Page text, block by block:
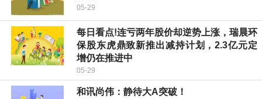
05-29
每日看点!连亏两年股价却逆势上涨，瑞晨环
保股东虎鼎致新推出减持计划，2.3亿元定
增仍在推进中
05-29
和讯尚伟：静待大A突破！